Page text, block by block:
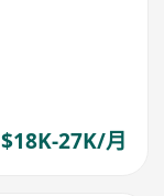
$18K-27K/月